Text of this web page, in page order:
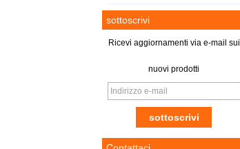
sottoscrivi
Ricevi aggiornamenti via e-mail sui
nuovi prodotti